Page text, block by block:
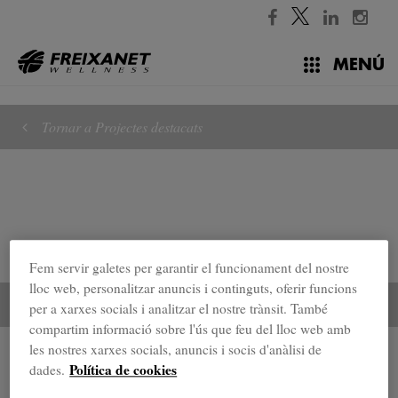
MENÚ
Tornar a Projectes destacats
Projectes destacats
Fem servir galetes per garantir el funcionament del nostre
lloc web, personalitzar anuncis i continguts, oferir funcions
per a xarxes socials i analitzar el nostre trànsit. També
compartim informació sobre l'ús que feu del lloc web amb
les nostres xarxes socials, anuncis i socis d'anàlisi de
dades. Política de cookies